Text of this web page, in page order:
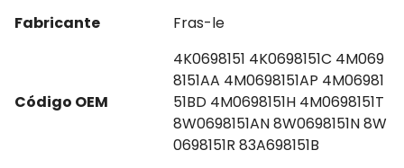
Fabricante
Fras-le
Código OEM
4K0698151 4K0698151C 4M069
8151AA 4M0698151AP 4M06981
51BD 4M0698151H 4M0698151T
8W0698151AN 8W0698151N 8W
0698151R 83A698151B